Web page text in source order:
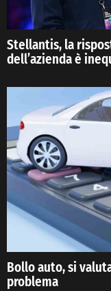
Stellantis, la
dell’azienda è
Bollo auto, si
problema